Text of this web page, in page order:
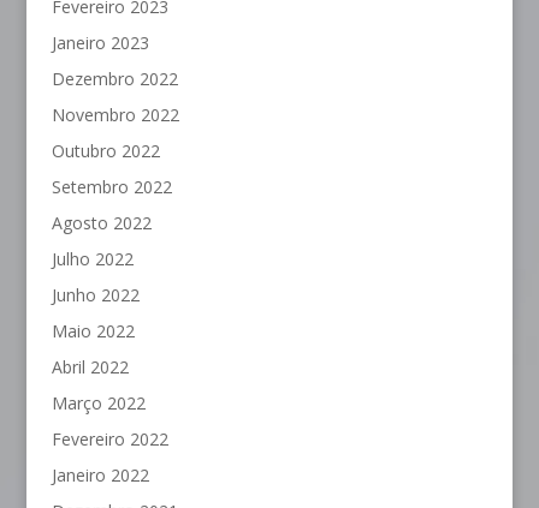
Fevereiro 2023
Janeiro 2023
Dezembro 2022
Novembro 2022
Outubro 2022
Setembro 2022
Agosto 2022
Julho 2022
Junho 2022
Maio 2022
Abril 2022
Março 2022
Fevereiro 2022
Janeiro 2022